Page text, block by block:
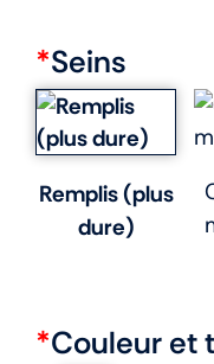
*Seins
Remplis (plus
dure)
*Couleur et